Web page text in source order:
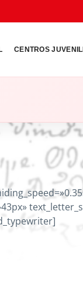
CENTROS